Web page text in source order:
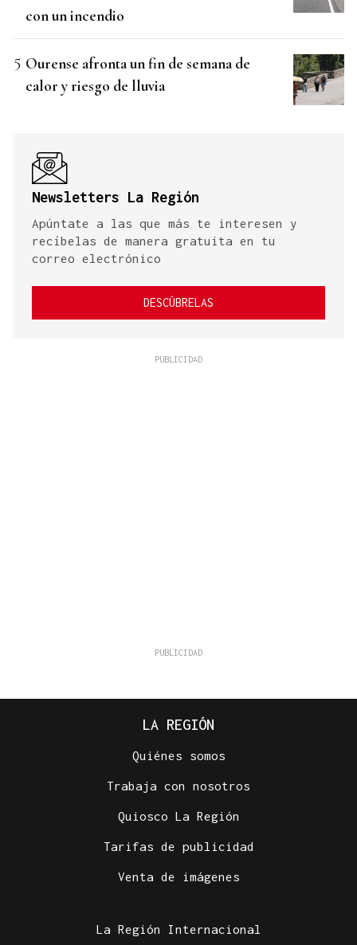
con un incendio
Ourense afronta un fin de semana de
calor y riesgo de lluvia
Newsletters La Región
Apúntate a las que más te interesen y
recíbelas de manera gratuita en tu
correo electrónico
DESCÚBRELAS
LA REGIÓN
Quiénes somos
Trabaja con nosotros
Quiosco La Región
Tarifas de publicidad
Venta de imágenes
La Región Internacional